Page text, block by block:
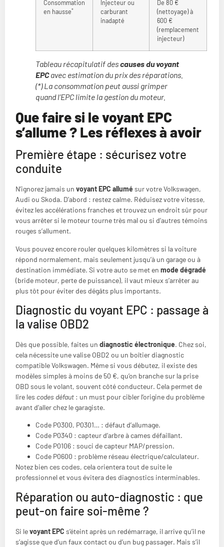
Consommation
en hausse*
Injecteur ou
carburant
inadapté
De 80 €
(nettoyage) à
600 €
(remplacement
injecteur)
Tableau récapitulatif descauses du voyant
EPCavec estimation du prix des réparations.
(*) La consommation peut aussi grimper
quand l’EPC limite la gestion du moteur.
Que faire si le voyant EPC
s’allume ? Les réflexes à avoir
Première étape : sécurisez votre
conduite
N’ignorez jamais un voyant EPC allumé sur votre Volkswagen,
Audi ou Skoda. D’abord : restez calme. Réduisez votre vitesse,
évitez les accélérations franches et trouvez un endroit sûr pour
vous arrêter si le moteur tourne très mal ou si d’autres témoins
rouges s’allument.
Vous pouvez encore rouler quelques kilomètres si la voiture
répond normalement, mais seulement jusqu’à un garage ou à
destination immédiate. Si votre auto se met en mode dégradé
(bride moteur, perte de puissance), il vaut mieux s’arrêter au
plus tôt pour éviter des dégâts plus importants.
Diagnostic du voyant EPC : passage à
la valise OBD2
Dès que possible, faites un diagnostic électronique. Chez soi,
cela nécessite une valise OBD2 ou un boîtier diagnostic
compatible Volkswagen. Même si vous débutez, il existe des
modèles simples à moins de 50 €, qu’on branche sur la prise
OBD sous le volant, souvent côté conducteur. Cela permet de
lire les codes défaut : un must pour cibler l’origine du problème
avant d’aller chez le garagiste.
Code P0300, P0301… : défaut d’allumage.
Code P0340 : capteur d’arbre à cames défaillant.
Code P0106 : souci de capteur MAP/pression.
Code P0600 : problème réseau électrique/calculateur.
Notez bien ces codes, cela orientera tout de suite le
professionnel et vous évitera des diagnostics interminables.
Réparation ou auto-diagnostic : que
peut-on faire soi-même ?
Si levoyant EPC s’éteint après un redémarrage, il arrive qu’il ne
s’agisse que d’un faux contact ou d’un bug passager. Mais s’il